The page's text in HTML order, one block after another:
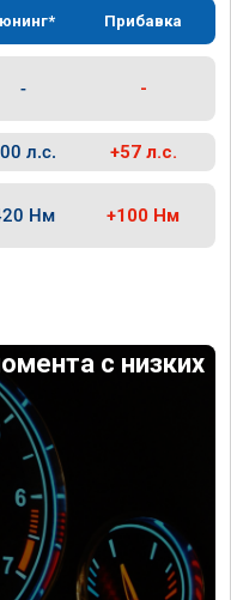
Прибавка
- -
л.с. +57 л.с.
Нм +100 Нм
с низких